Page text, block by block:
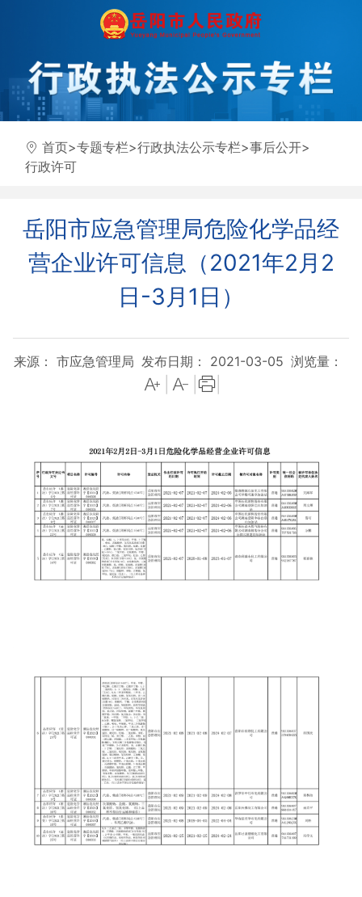
首页>专题专栏>行政执法公示专栏>事后公开>
行政许可
岳阳市应急管理局危险化学品经
营企业许可信息（2021年2月2
日-3月1日）
来源： 市应急管理局 发布日期： 2021-03-05 浏览量：
|